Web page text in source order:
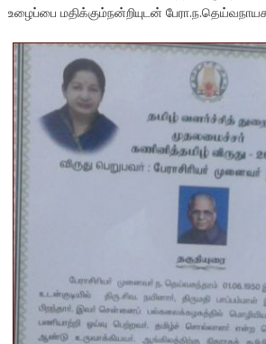
உழைப்பை மதிக்கும்நன்றியுடன் பேரா.ந.தெய்வநாயகம்